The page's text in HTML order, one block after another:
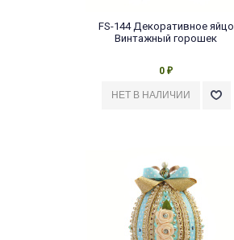
FS-144 Декоративное яйцо
Винтажный горошек
0 ₽